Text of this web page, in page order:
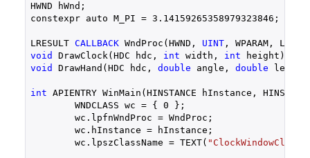
HWND hWnd;
constexpr auto M_PI = 3.14159265358979323846 ;
LRESULT CALLBACK WndProc(HWND, UINT
void DrawClock(HDC hdc, int width, int
void DrawHand(HDC hdc, double angle, double
int APIENTRY WinMain(HINSTANCE hInstance,
	WNDCLASS wc = {
0 };
	wc.lpszClassName = TEXT(
"ClockWindowClass"